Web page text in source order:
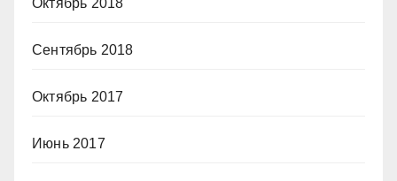
Сентябрь 2018
Октябрь 2017
Июнь 2017